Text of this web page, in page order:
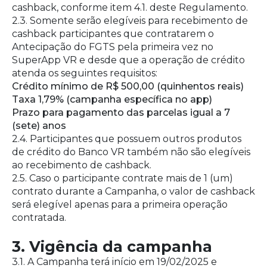
cashback, conforme item 4.1. deste Regulamento.
2.3. Somente serão elegíveis para recebimento de
cashback participantes que contratarem o
Antecipação do FGTS pela primeira vez no
SuperApp VR e desde que a operação de crédito
atenda os seguintes requisitos:
Crédito mínimo de R$ 500,00 (quinhentos reais)
Taxa 1,79% (campanha específica no app)
Prazo para pagamento das parcelas igual a 7
(sete) anos
2.4. Participantes que possuem outros produtos
de crédito do Banco VR também não são elegíveis
ao recebimento de cashback.
2.5. Caso o participante contrate mais de 1 (um)
contrato durante a Campanha, o valor de cashback
será elegível apenas para a primeira operação
contratada.
3. Vigência da campanha
3.1. A Campanha terá início em 19/02/2025 e